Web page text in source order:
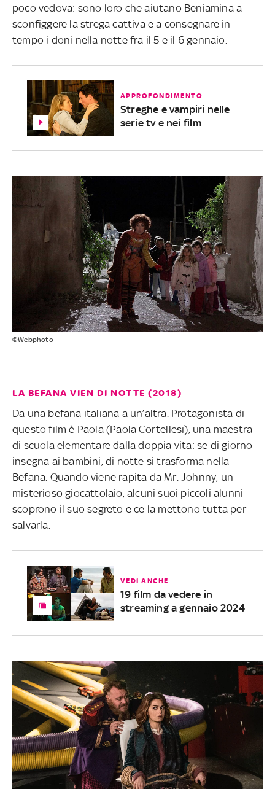
poco vedova: sono loro che aiutano Beniamina a
sconfiggere la strega cattiva e a consegnare in
tempo i doni nella notte fra il 5 e il 6 gennaio.
APPROFONDIMENTO
Streghe e vampiri nelle
serie tv e nei film
©Webphoto
LA BEFANA VIEN DI NOTTE (2018)
Da una befana italiana a un’altra. Protagonista di
questo film è Paola (Paola Cortellesi), una maestra
di scuola elementare dalla doppia vita: se di giorno
insegna ai bambini, di notte si trasforma nella
Befana. Quando viene rapita da Mr. Johnny, un
misterioso giocattolaio, alcuni suoi piccoli alunni
scoprono il suo segreto e ce la mettono tutta per
salvarla.
VEDI ANCHE
19 film da vedere in
streaming a gennaio 2024